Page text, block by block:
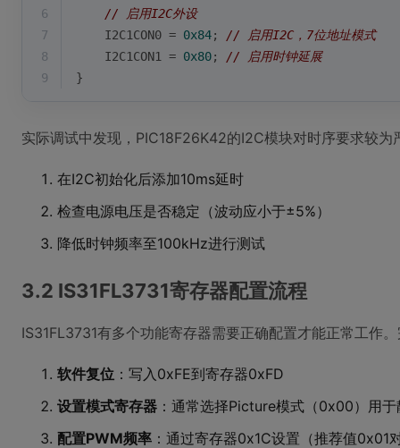
6
// 启用I2C外设
7
    I2C1CON0 =
0x84; // 启用I2C，7位地址模式
8
    I2C1CON1 =
0x80; // 启用时钟延展
9
}
实际调试中发现，PIC18F26K42的I2C模块对时序要求较
在I2C初始化后添加10ms延时
检查电源电压是否稳定（波动应小于±5%）
降低时钟频率至100kHz进行测试
3.2 IS31FL3731寄存器配置流程
IS31FL3731有多个功能寄存器需要正确配置才能正常工作
软件复位 ：写入0xFE到寄存器0xFD
设置模式寄存器 ：通常选择Picture模式（0x00）用
配置PWM频率 ：通过寄存器0x1C设置（推荐值0x01